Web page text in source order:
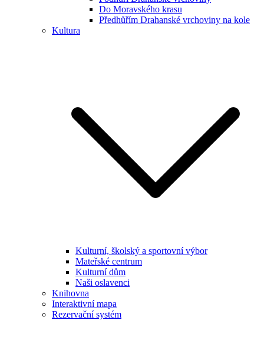
Do Moravského krasu
Předhůřím Drahanské vrchoviny na kole
Kultura
Kulturní, školský a sportovní výbor
Mateřské centrum
Kulturní dům
Naši oslavenci
Knihovna
Interaktivní mapa
Rezervační systém